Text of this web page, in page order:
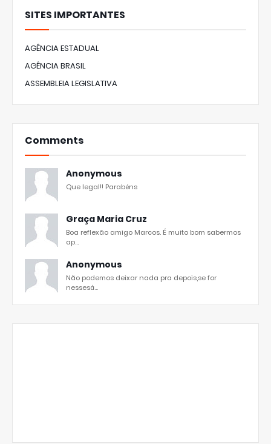
SITES IMPORTANTES
AGÊNCIA ESTADUAL
AGÊNCIA BRASIL
ASSEMBLEIA LEGISLATIVA
Comments
Anonymous
Que legal!! Parabéns
Graça Maria Cruz
Boa reflexão amigo Marcos. É muito bom sabermos
ap...
Anonymous
Não podemos deixar nada pra depois,se for
nessesá...